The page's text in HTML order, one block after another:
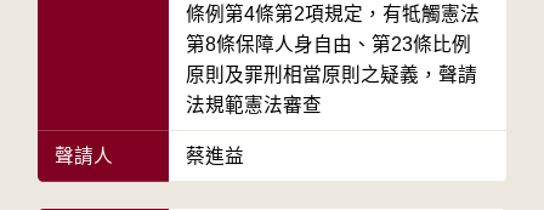
條例第4條第2項規定，有牴觸憲法
第8條保障人身自由、第23條比例
原則及罪刑相當原則之疑義，聲請
法規範憲法審查
聲請人 蔡進益